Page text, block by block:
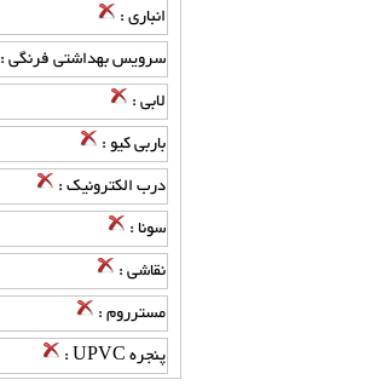
انباری :
سرویس بهداشتی فرنگی :
لابی :
باربی کیو :
درب الکترونیک :
سونا :
نقاشی :
مسترروم :
پنجره UPVC :